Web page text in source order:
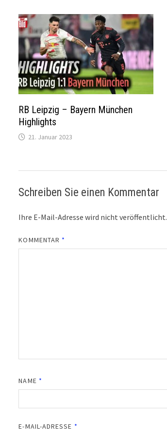
RB Leipzig – Bayern München
Highlights
21. Januar 2023
Schreiben Sie einen Kommentar
Ihre E-Mail-Adresse wird nicht veröffentlicht.
KOMMENTAR *
NAME *
E-MAIL-ADRESSE *